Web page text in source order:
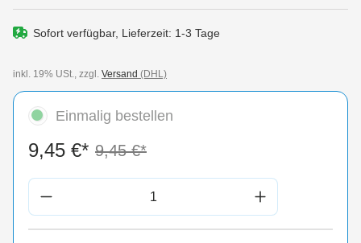
Sofort verfügbar, Lieferzeit: 1-3 Tage
inkl. 19% USt., zzgl. Versand (DHL)
Einmalig bestellen
Produkt Anzahl: Gib den gewünschten
9,45 €* 9,45 €*